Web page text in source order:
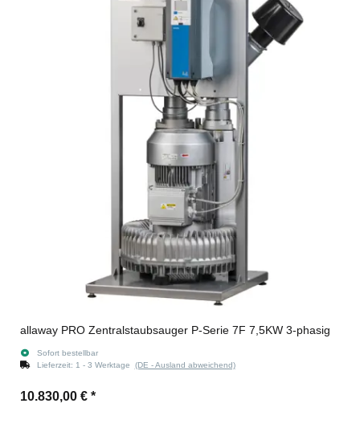
allaway PRO Zentralstaubsauger P-Serie 7F 7,5KW 3-phasig
Sofort bestellbar
Lieferzeit: 1 - 3 Werktage (DE - Ausland abweichend)
10.830,00 € *